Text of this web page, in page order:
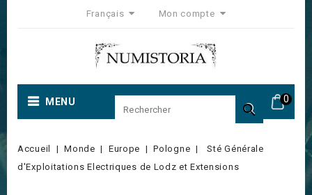
Français Mon compte
0
MENU 
Accueil Monde Europe Pologne
Sté Générale
d'Exploitations Electriques de Lodz et Extensions